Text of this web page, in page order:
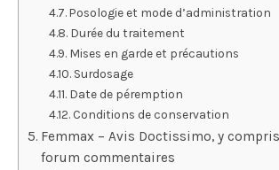
Posologie et mode d’administration
Durée du traitement
Mises en garde et précautions
Surdosage
Date de péremption
Conditions de conservation
Femmax – Avis Doctissimo, y
forum commentaires